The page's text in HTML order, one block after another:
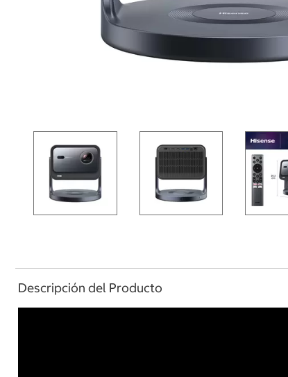
Descripción del Producto